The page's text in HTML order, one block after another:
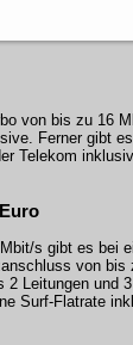
von bis zu 16
Ferner gibt
Telekom
s gibt es bei
von
Leitungen und
Surf-Flatrate